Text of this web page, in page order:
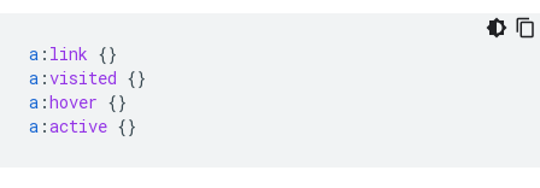
a : link {}
a :visited {}
a :hover {}
a :active {}